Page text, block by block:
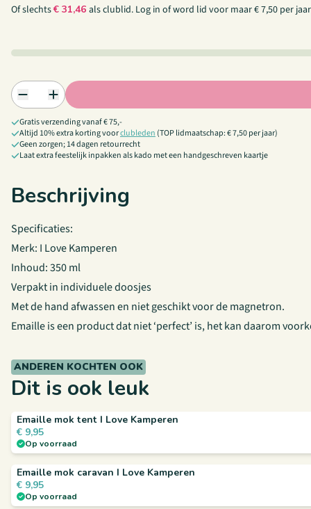
Of slechts€ 31,46 als clublid. Log in ofword lid voor maar € 7,50 per
Gratis verzending vanaf € 75,-
Altijd 10% extra korting voorclubleden (TOP lidmaatschap: € 7,50 per jaar)
Geen zorgen; 14 dagen retourrecht
Laat extra feestelijk inpakken als kado met een handgeschreven kaartje
Beschrijving
Specificaties:
Merk: I Love Kamperen
Inhoud: 350 ml
Verpakt in individuele doosjes
Met de hand afwassen en niet geschikt voor de magnetron.
Emaille is een product dat niet ‘perfect’ is, het kan daarom
ANDEREN KOCHTEN OOK
Dit is ook leuk
Emaille mok tent I Love Kamperen
Op voorraad
€ 9,95
Emaille mok caravan I Love Kamperen
Op voorraad
€ 9,95